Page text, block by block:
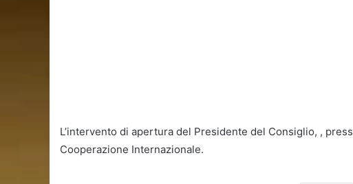
L’intervento di apertura del Presidente del Consiglio, ,
Cooperazione Internazionale.